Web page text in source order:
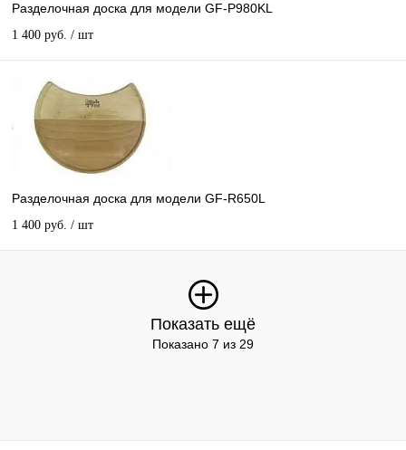
Разделочная доска для модели GF-P980KL
1 400 руб. / шт
Разделочная доска для модели GF-R650L
1 400 руб. / шт
Показать ещё
Показано 7 из 29